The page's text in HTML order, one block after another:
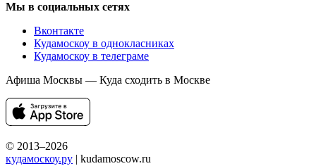
Мы в социальных сетях
Вконтакте
Кудамоскоу в однокласниках
Кудамоскоу в телеграме
Афиша Москвы — Куда сходить в Москве
© 2013–2026
кудамоскоу.ру | kudamoscow.ru